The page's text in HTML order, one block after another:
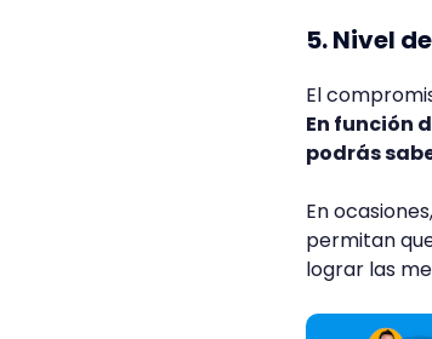
5. Nivel
El
En función
podrás
En
permitan
lograr las